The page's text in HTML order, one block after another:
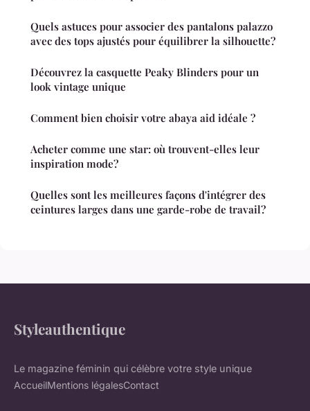
Quels astuces pour associer des pantalons palazzo
avec des tops ajustés pour équilibrer la silhouette?
Découvrez la casquette Peaky Blinders pour un
look vintage unique
Comment bien choisir votre abaya aid idéale ?
Acheter comme une star: où trouvent-elles leur
inspiration mode?
Quelles sont les meilleures façons d'intégrer des
ceintures larges dans une garde-robe de travail?
Styleauthentique
Le magazine féminin qui célèbre votre style unique
AccueilMentions légalesContact